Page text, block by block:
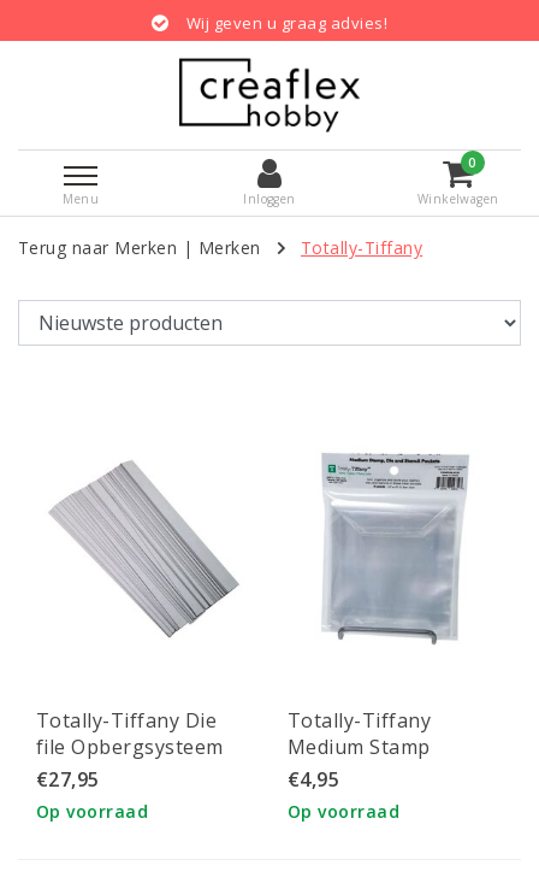
Wij geven u graag advies!
Menu Inloggen
0
Winkelwagen
Terug naar Merken | Merken Totally-Tiffany
Totally-Tiffany Die
file Opbergsysteem
Magnetische strips
2,5x28 cm. 30st.
€27,95
Op voorraad
Totally-Tiffany
Medium Stamp
opbergsysteem Die
and Stencil pockets
11.5x12cm 25st
€4,95
Op voorraad